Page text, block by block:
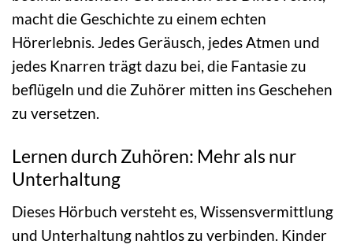
macht die Geschichte zu einem echten
Hörerlebnis. Jedes Geräusch, jedes Atmen und
jedes Knarren trägt dazu bei, die Fantasie zu
beflügeln und die Zuhörer mitten ins Geschehen
zu versetzen.
Lernen durch Zuhören: Mehr als nur
Unterhaltung
Dieses Hörbuch versteht es, Wissensvermittlung
und Unterhaltung nahtlos zu verbinden. Kinder